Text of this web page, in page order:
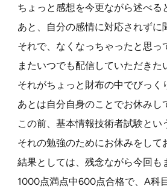
ちょっと感想を今更ながら述べる
あと、自分の感情に対応されずに
それで、なくなっちゃったと思っ
またいつでも配信していただきた
それがちょっと財布の中でびっく
あとは自分自身のことでお休みし
この前、基本情報技術者試験とい
それの勉強のためにお休みをして
結果としては、残念ながら今回も
1000点満点中600点合格で、A科